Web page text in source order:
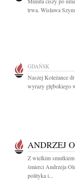
trwa. Wisława
GDAŃSK
Naszej Koleżance
wyrazy głębokiego
ANDRZEJ
Z wielkim
śmierci Andrzeja
polityka i...